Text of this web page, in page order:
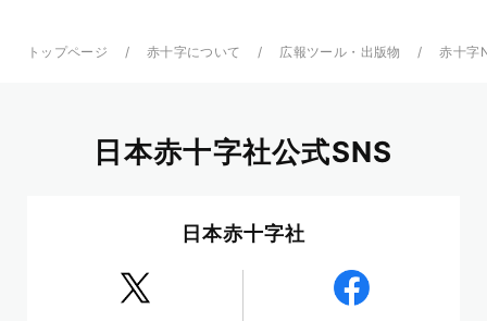
トップページ 赤十字について 広報ツール・出版物 赤十字
日本赤十字社公式SNS
日本赤十字社